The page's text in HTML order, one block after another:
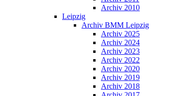
Archiv 2010
Leipzig
Archiv BMM Leipzig
Archiv 2025
Archiv 2024
Archiv 2023
Archiv 2022
Archiv 2020
Archiv 2019
Archiv 2018